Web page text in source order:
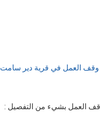
العمل في قرية دير سامت
العمل بشيء من التفصيل :